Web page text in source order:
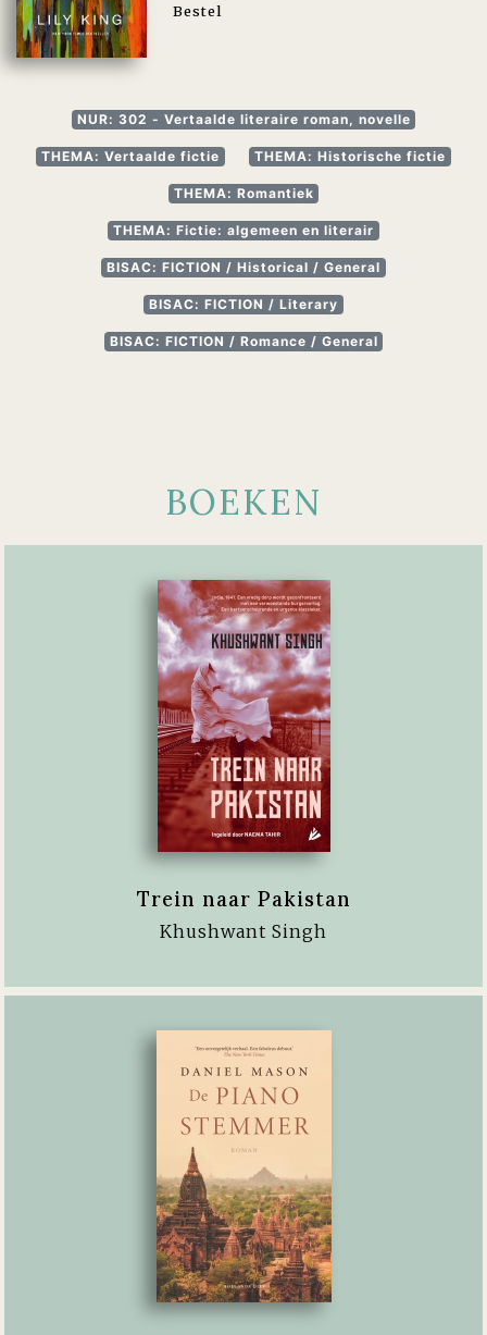
Bestel
NUR: 302 - Vertaalde literaire roman, novelle
THEMA: Vertaalde fictie THEMA: Historische fictie
THEMA: Romantiek
THEMA: Fictie: algemeen en literair
BISAC: FICTION / Historical / General
BISAC: FICTION / Literary
BISAC: FICTION / Romance / General
BOEKEN
Trein naar Pakistan
Khushwant Singh